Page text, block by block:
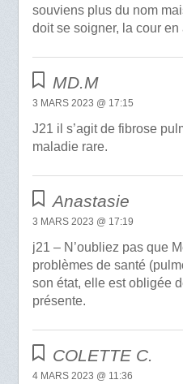
souviens plus du nom
doit se soigner, la cour
MD.M
3 MARS 2023 @ 17:15
J21 il s’agit de fibrose
maladie rare.
Anastasie
3 MARS 2023 @ 17:19
j21 – N’oubliez pas que
problèmes de santé
son état, elle est obligée
présente.
COLETTE C.
4 MARS 2023 @ 11:36